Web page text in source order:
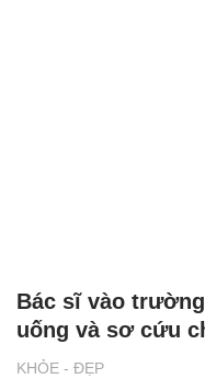
KHỎE - ĐẸP
Bác sĩ vào
uống và sơ cứu